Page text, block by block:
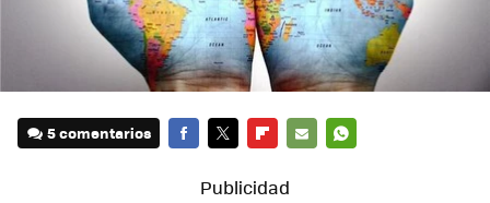
5 comentarios
MAIL